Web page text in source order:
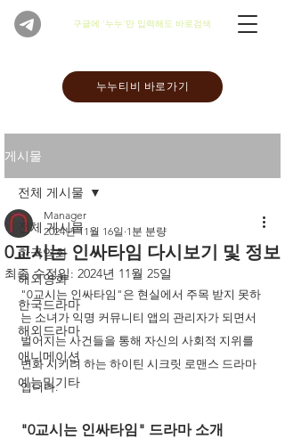
​구글에 '누누'만 입력해도 바로검색
누누티비 바로가기
게시물
전체 게시물
한국영화
해외영화
한국드라마
해외드라마
애니메이션
예능및기타
전체 게시물
0교시는 인싸타임 다시보기 및 정보
Manager
2024년 11월 16일 1분 분량
최종 수정일: 2024년 11월 25일
"0교시는 인싸타임"은 현실에서 주목 받지 못하
는 소녀가 익명 커뮤니티 앱의 관리자가 되면서
벌어지는 사건들을 통해 자신의 사회적 지위를
변화 시키려 하는 하이틴 시크릿 로맨스 드라마
입니다.
"0교시는 인싸타임" 드라마 소개